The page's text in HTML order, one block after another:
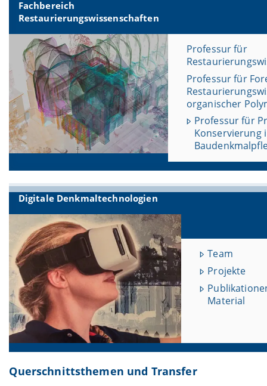
Fachbereich
Restaurierungswissenschaften
Professur für
Professur für
organischer
Professur für
Konservierung
Digitale Denkmaltechnologien
Team
Projekte
Material
Querschnittsthemen und Transfer